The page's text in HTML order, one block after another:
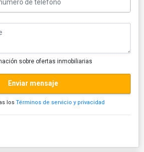
sobre ofertas inmobiliarias
Enviar mensaje
los Términos de servicio y privacidad